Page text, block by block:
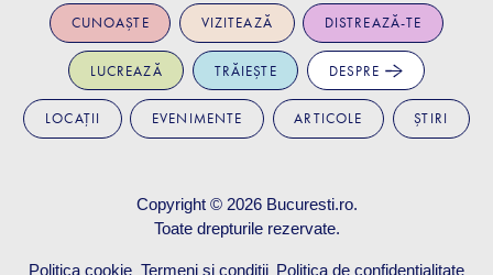
CUNOAȘTE VIZITEAZĂ DISTREAZĂ-TE
LUCREAZĂ TRĂIEȘTE DESPRE
LOCAȚII EVENIMENTE ARTICOLE ȘTIRI
Copyright © 2026 Bucuresti.ro.
Toate drepturile rezervate.
Politica cookie Termeni și condiții Politica de confidențialitate